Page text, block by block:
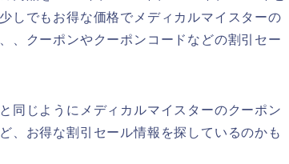
しでもお得な価格でメディカルマイスターの
、クーポンやクーポンコードなどの割引セー
同じようにメディカルマイスターのクーポン
、お得な割引セール情報を探しているのかも